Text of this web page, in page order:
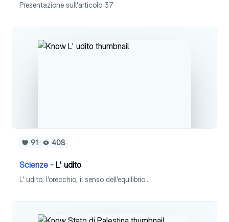
Presentazione sull'articolo 37
91 408
Scienze - L' udito
L' udito, l'orecchio, il senso dell'equilibrio...